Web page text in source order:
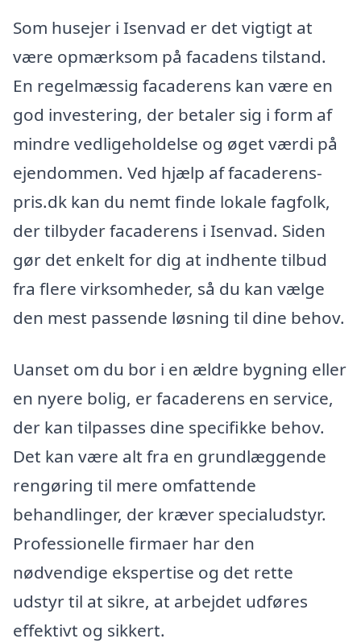
Som husejer i Isenvad er det vigtigt at
være opmærksom på facadens tilstand.
En regelmæssig facaderens kan være en
god investering, der betaler sig i form af
mindre vedligeholdelse og øget værdi på
ejendommen. Ved hjælp af facaderens-
pris.dk kan du nemt finde lokale fagfolk,
der tilbyder facaderens i Isenvad. Siden
gør det enkelt for dig at indhente tilbud
fra flere virksomheder, så du kan vælge
den mest passende løsning til dine behov.
Uanset om du bor i en ældre bygning eller
en nyere bolig, er facaderens en service,
der kan tilpasses dine specifikke behov.
Det kan være alt fra en grundlæggende
rengøring til mere omfattende
behandlinger, der kræver specialudstyr.
Professionelle firmaer har den
nødvendige ekspertise og det rette
udstyr til at sikre, at arbejdet udføres
effektivt og sikkert.